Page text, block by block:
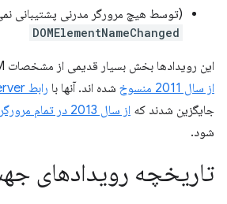
(توسط هیچ مرورگر مدرنی پشتیبانی
DOMElementNameChanged
این رویدادها بخش بسیار قدیمی از مشخصات DOM سطح 2 هستند و
از سال 2011 منسوخ
شده اند. آنها با رابط MutationObserver
جایگزین شدند که از سال 2013 در تمام مرورگرهای مدرن پشتیبانی
شود.
تاریخچه رویدادهای